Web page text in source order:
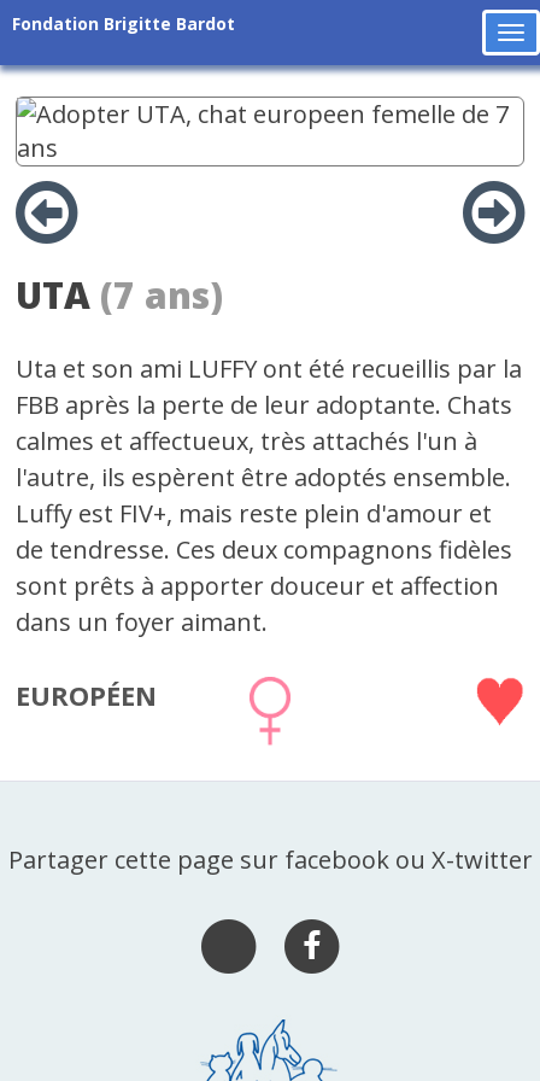
Fondation Brigitte Bardot
UTA (7 ans)
Uta et son ami LUFFY ont été recueillis par la
FBB après la perte de leur adoptante. Chats
calmes et affectueux, très attachés l'un à
l'autre, ils espèrent être adoptés ensemble.
Luffy est FIV+, mais reste plein d'amour et
de tendresse. Ces deux compagnons fidèles
sont prêts à apporter douceur et affection
dans un foyer aimant.
EUROPÉEN
Partager cette page sur facebook ou X-twitter